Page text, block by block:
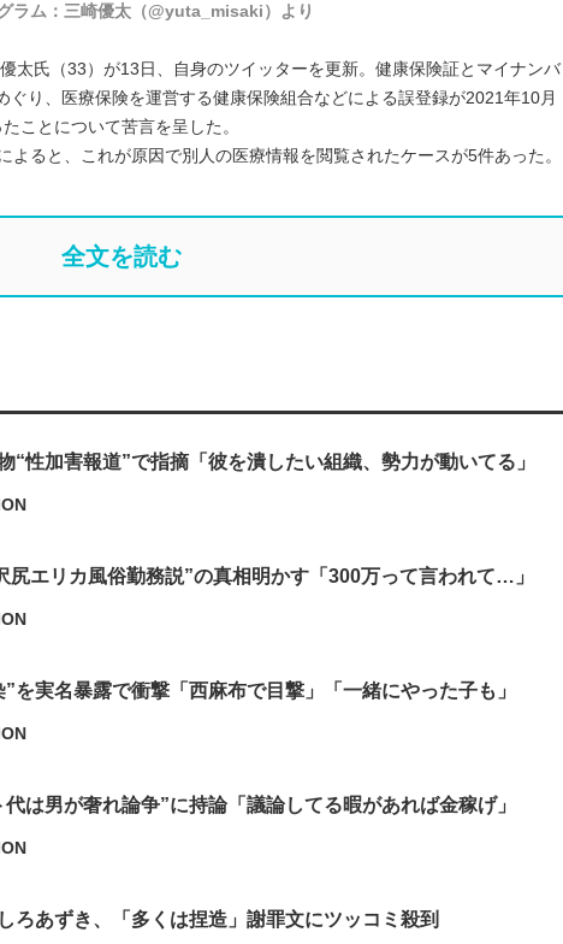
ラム：三崎優太（@yuta_misaki）より
太氏（33）が13日、自身のツイッターを更新。健康保険証とマイナンバ
り、医療保険を運営する健康保険組合などによる誤登録が2021年10月
ことについて苦言を呈した。
ると、これが原因で別人の医療情報を閲覧されたケースが5件あった。
全文を読む
“性加害報道”で指摘「彼を潰したい組織、勢力が動いてる」
尻エリカ風俗勤務説”の真相明かす「300万って言われて…」
を実名暴露で衝撃「西麻布で目撃」「一緒にやった子も」
は男が奢れ論争”に持論「議論してる暇があれば金稼げ」
ろあずき、「多くは捏造」謝罪文にツッコミ殺到